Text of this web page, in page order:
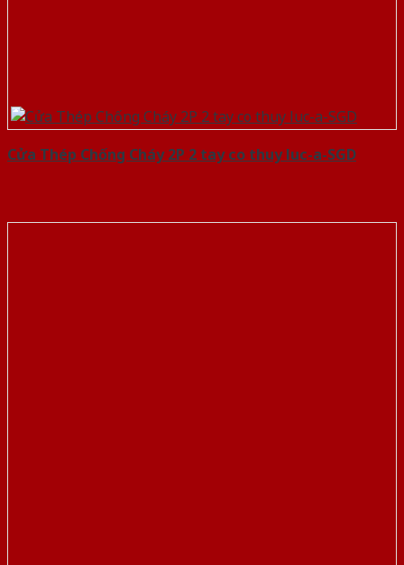
Cửa Thép Chống Cháy 2P 2 tay co thuy luc-a-SGD